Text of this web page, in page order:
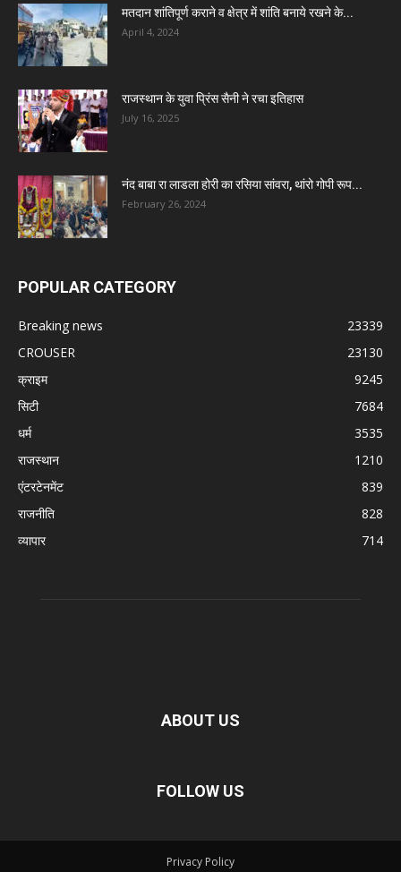
मतदान शांतिपूर्ण कराने व क्षेत्र में शांति बनाये रखने के...
April 4, 2024
राजस्थान के युवा प्रिंस सैनी ने रचा इतिहास
July 16, 2025
नंद बाबा रा लाडला होरी का रसिया सांवरा, थांरो गोपी रूप...
February 26, 2024
POPULAR CATEGORY
Breaking news
23339
CROUSER
23130
क्राइम
9245
सिटी
7684
धर्म
3535
राजस्थान
1210
एंटरटेनमेंट
839
राजनीति
828
व्यापार
714
ABOUT US
FOLLOW US
Privacy Policy